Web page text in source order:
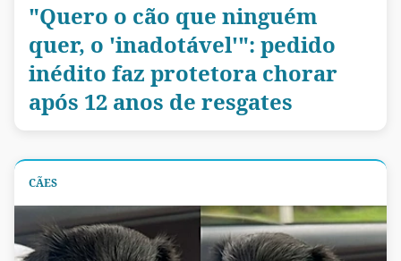
"Quero o cão que ninguém
quer, o 'inadotável'": pedido
inédito faz protetora chorar
após 12 anos de resgates
CÃES